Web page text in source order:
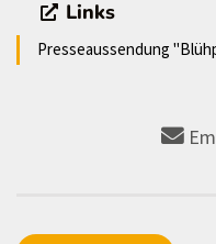
Links
Presseaussendung